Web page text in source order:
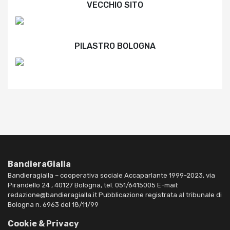
VECCHIO SITO
PILASTRO BOLOGNA
BandieraGialla
Bandieragialla – cooperativa sociale Accaparlante 1999-2023, via
Pirandello 24 , 40127 Bologna, tel. 051/6415005 E-mail:
redazione@bandieragialla.it Pubblicazione registrata al tribunale di
Bologna n. 6963 del 18/11/99
Cookie & Privacy